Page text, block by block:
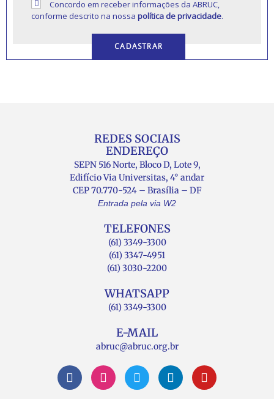
Concordo em receber informações da ABRUC,
conforme descrito na nossapolítica de privacidade.
REDES SOCIAIS
ENDEREÇO
SEPN 516 Norte, Bloco D, Lote 9,
Edifício Via Universitas, 4° andar
CEP 70.770-524 – Brasília – DF
Entrada pela via W2
TELEFONES
(61) 3349-3300
(61) 3347-4951
(61) 3030-2200
WHATSAPP
(61) 3349-3300
E-MAIL
abruc@abruc.org.br